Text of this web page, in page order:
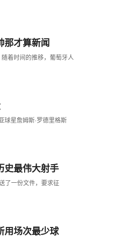
那才算新闻
着时间的推移，葡萄牙人
球星詹姆斯·罗德里格斯
史最伟大射手
用场次最少球